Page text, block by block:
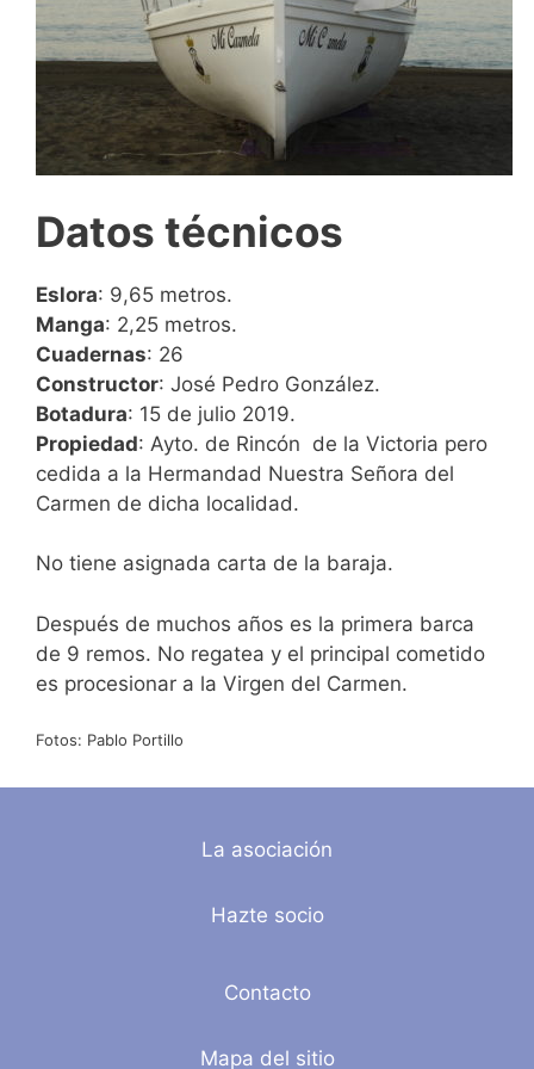
Datos técnicos
Eslora: 9,65 metros.
Manga: 2,25 metros.
Cuadernas: 26
Constructor: José Pedro González.
Botadura: 15 de julio 2019.
Propiedad: Ayto. de Rincón de la Victoria pero
cedida a la Hermandad Nuestra Señora del
Carmen de dicha localidad.
No tiene asignada carta de la baraja.
Después de muchos años es la primera barca
de 9 remos. No regatea y el principal cometido
es procesionar a la Virgen del Carmen.
Fotos: Pablo Portillo
La asociación
Hazte socio
Contacto
Mapa del sitio